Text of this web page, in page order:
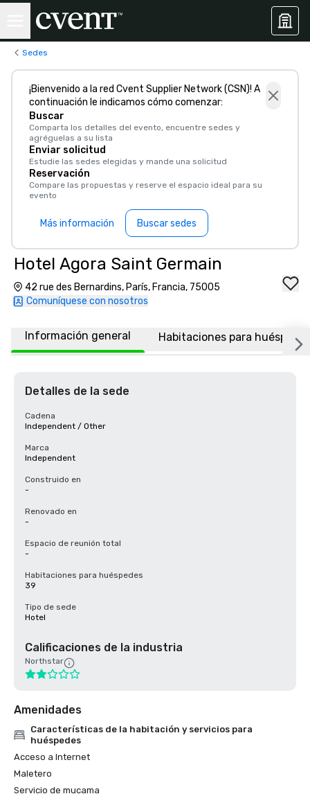
Sedes
¡Bienvenido a la red Cvent Supplier Network (CSN)! A
continuación le indicamos cómo comenzar:
Buscar
Comparta los detalles del evento, encuentre sedes y
agréguelas a su lista
Enviar solicitud
Estudie las sedes elegidas y mande una solicitud
Reservación
Compare las propuestas y reserve el espacio ideal para su
evento
Más información Buscar sedes
Hotel Agora Saint Germain
42 rue des Bernardins, París, Francia, 75005
Comuníquese con nosotros
Información general Habitaciones para
Detalles de la sede
Cadena
Independent / Other
Marca
Independent
Construido en
-
Renovado en
-
Espacio de reunión total
-
Habitaciones para huéspedes
39
Tipo de sede
Hotel
Calificaciones de la industria
Northstar
Amenidades
Características de la habitación y servicios para
huéspedes
Acceso a Internet
Maletero
Servicio de mucama